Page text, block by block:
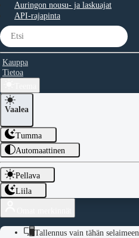
Auringon nousu- ja laskuajat
API-rajapinta
Kauppa
Tietoa
Vaalea
Tumma
Automaattinen
Pellava
Liila
Tallennus vain tähän selaimeen